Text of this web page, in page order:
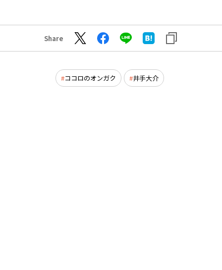
Share
ココロのオンガク 井手大介